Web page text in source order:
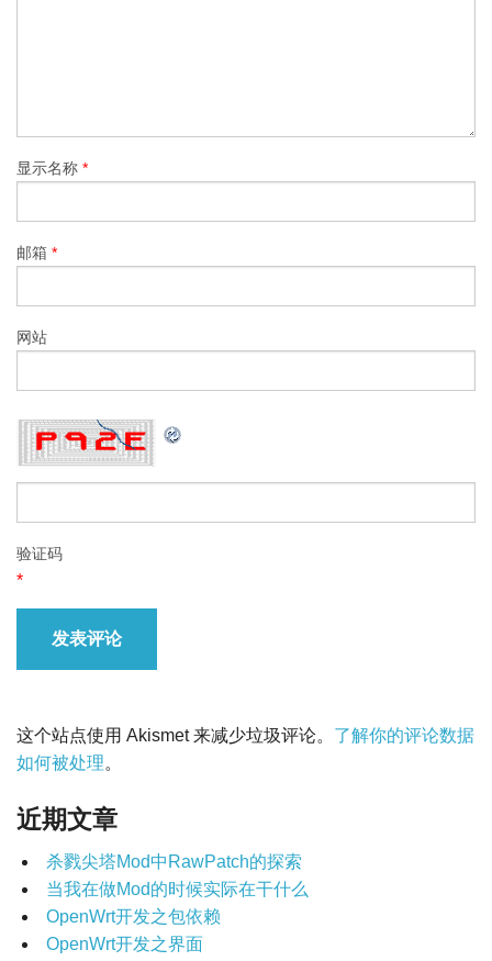
显示名称 *
邮箱 *
网站
验证码
*
这个站点使用 Akismet 来减少垃圾评论。 了解你的评论数据
如何被处理。
近期文章
杀戮尖塔Mod中RawPatch的探索
当我在做Mod的时候实际在干什么
OpenWrt开发之包依赖
OpenWrt开发之界面